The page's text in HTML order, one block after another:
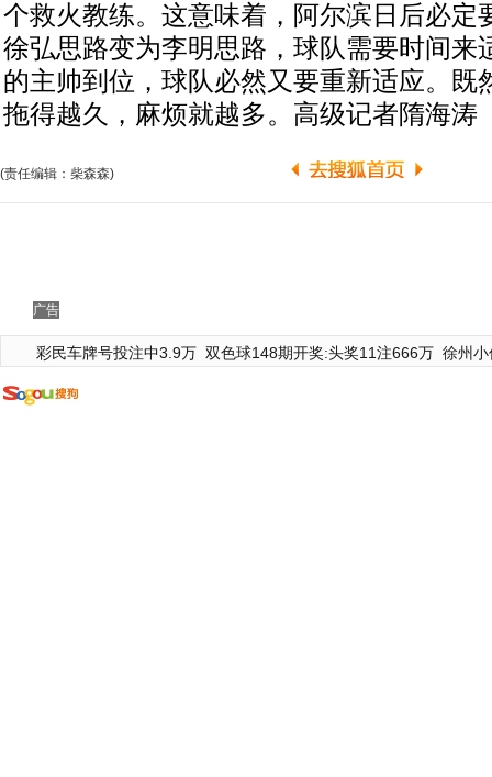
个救火教练。这意味着，阿尔滨日后必定
徐弘思路变为李明思路，球队需要时间来
的主帅到位，球队必然又要重新适应。既
拖得越久，麻烦就越多。高级记者隋海涛
(责任编辑：柴森森)
广告
彩民车牌号投注中3.9万 双色球148期开奖:头奖11注666万 徐州